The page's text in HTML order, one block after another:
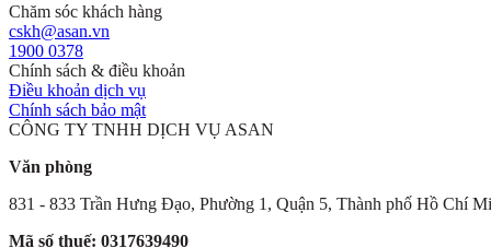
Chăm sóc khách hàng
cskh@asan.vn
1900 0378
Chính sách & điều khoản
Điều khoản dịch vụ
Chính sách bảo mật
CÔNG TY TNHH DỊCH VỤ ASAN
Văn phòng
831 - 833 Trần Hưng Đạo, Phường 1, Quận 5, Thành phố Hồ Chí
Mã số thuế: 0317639490